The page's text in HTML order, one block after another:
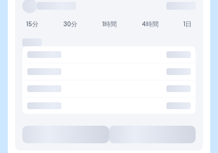
15分 30分 1時間 4時間 1日